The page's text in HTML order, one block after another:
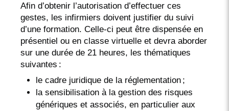
Afin d’obtenir l’autorisation d’effectuer ces
gestes, les infirmiers doivent justifier du suivi
d’une formation. Celle-ci peut être dispensée en
présentiel ou en classe virtuelle et devra aborder
sur une durée de 21 heures, les thématiques
suivantes :
le cadre juridique de la réglementation ;
la sensibilisation à la gestion des risques
génériques et associés, en particulier aux